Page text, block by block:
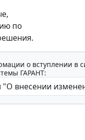
по
о вступлении в
ГАРАНТ: